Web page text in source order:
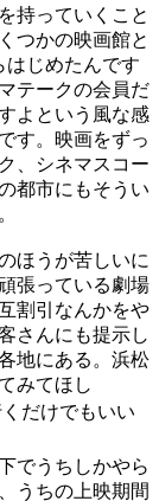
持っていくこと
つかの映画館と
はじめたんです
テークの会員だ
よという風な感
す。映画をずっ
、シネマスコー
都市にもそうい
ほうが苦しいに
張っている劇場
割引なんかをや
さんにも提示し
地にある。浜松
みてほし
だけでもいい
でうちしかやら
うちの上映期間